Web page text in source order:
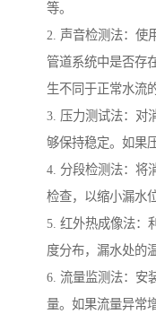
等。
2. 声音检测法：使
管道系统中是否存
生不同于正常水流
3. 压力测试法：对
够保持稳定。如果
4. 分段检测法：将
检查，以缩小漏水
5. 红外热成像法：
度分布，漏水处的
6. 流量监测法：安
量。如果流量异常